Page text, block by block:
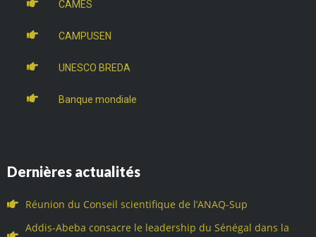
CAMES
CAMPUSEN
UNESCO BREDA
Banque mondiale
Dernières actualités
Réunion du Conseil scientifique de l’ANAQ-Sup
Addis-Abeba consacre le leadership du Sénégal dans la